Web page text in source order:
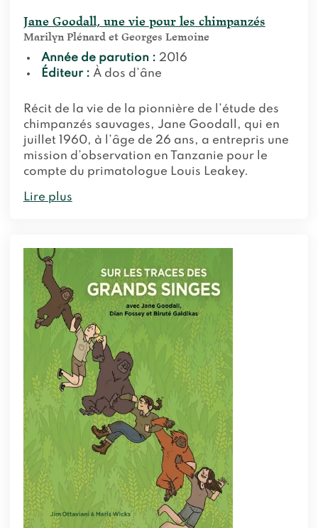
Jane Goodall, une vie pour les chimpanzés
Marilyn Plénard et Georges Lemoine
Année de parution : 2016
Éditeur : À dos d’âne
Récit de la vie de la pionnière de l’étude des
chimpanzés sauvages, Jane Goodall, qui en
juillet 1960, à l’âge de 26 ans, a entrepris une
mission d’observation en Tanzanie pour le
compte du primatologue Louis Leakey.
Lire plus